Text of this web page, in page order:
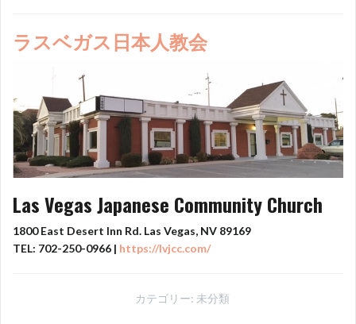
ラスベガス日本人教会
Las Vegas Japanese Community Church
1800 East Desert Inn Rd. Las Vegas, NV 89169
TEL: 702-250-0966 | https://lvjcc.com/
カテゴリー: 未分類